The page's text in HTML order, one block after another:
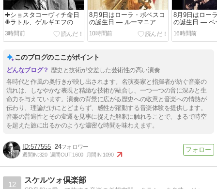
✚ショスタコーヴィチ命日
✙ラトル、ゲルギエフの録
音と共に３強の一角を占め
る名盤👉未だに価値の高い
チョン・ミュンフン＆フィ
番
3時間前
8月9日はローラ・ボベスコ
の誕生日 ― ルーマニア出
身のベルギーの名ヴァイオ
リニストを偲んで
10時間前
8月9日はロー
の誕生日 ― ベ
ン《ヴァイオ
を聴く
16時間前
このブログのここがポイント
歴史と技術が交差した芸術性の高い演奏
各時代と作風の奥行きが映し出されます。名演奏家と指揮者が紡ぐ音楽の
流れは、しなやかな表現と精緻な技術が融合し、一つ一つの音に深みと生
命力を与えています。演奏の背景に広がる歴史への敬意と音楽への情熱が
伝わり、理論だけにとどまらず、感性が躍動する音楽体験を提供します。
音楽の普遍性とその変遷を見事に捉えた解釈に触れることで、まるで時空
を超えた旅に出るかのような濃密な時間を味わえます。
577555 24
週間IN:320 週間OUT:1600 月間IN:1090
12
スケルツォ倶楽部